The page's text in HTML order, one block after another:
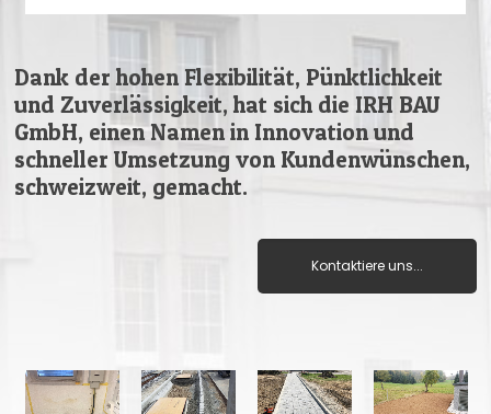
Dank der hohen Flexibilität, Pünktlichkeit
und Zuverlässigkeit, hat sich die IRH BAU
GmbH, einen Namen in Innovation und
schneller Umsetzung von Kundenwünschen,
schweizweit, gemacht.
Kontaktiere uns...